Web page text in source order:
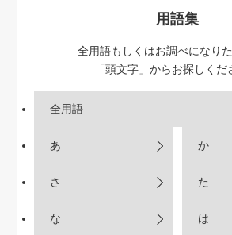
用語集
全用語もしくはお調べになり
「頭文字」からお探しくだ
全用語
あ か
さ た
な は